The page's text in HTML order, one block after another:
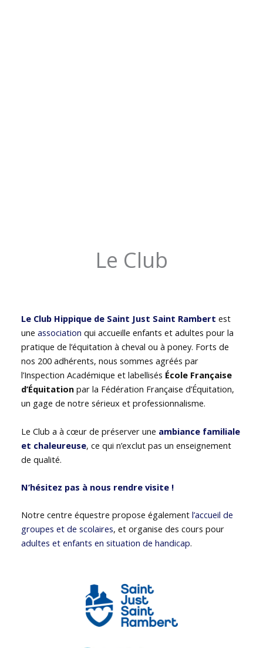
Le Club
Le Club Hippique de Saint Just Saint Rambert est
uneassociation qui accueille enfants et adultes pour la
pratique de l’équitation à cheval ou à poney. Forts de
nos 200 adhérents, nous sommes agréés par
l’Inspection Académique et labellisés École Française
d’Équitation par la Fédération Française d’Équitation,
un gage de notre sérieux et professionnalisme.
Le Club a à cœur de préserver une ambiance familiale
et chaleureuse, ce qui n’exclut pas un enseignement
de qualité.
N’hésitez pas à nous rendre visite !
Notre centre équestre propose égalementl’accueil de
groupes et de scolaires, et organise des cours pour
adultes et enfants en situation de handicap.